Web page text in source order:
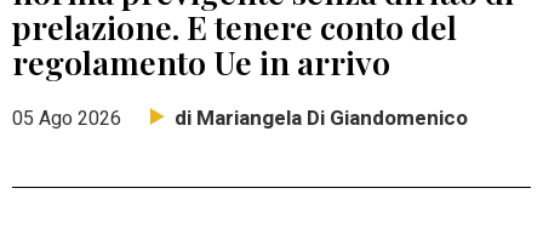
prelazione. E tenere conto del
regolamento Ue in arrivo
05 Ago 2026 di Mariangela Di Giandomenico